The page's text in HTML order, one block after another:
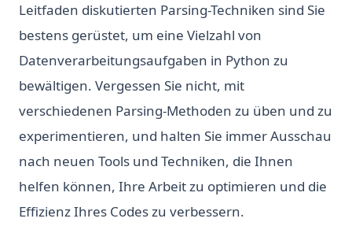
Leitfaden diskutierten Parsing-Techniken sind Sie
bestens gerüstet, um eine Vielzahl von
Datenverarbeitungsaufgaben in Python zu
bewältigen. Vergessen Sie nicht, mit
verschiedenen Parsing-Methoden zu üben und zu
experimentieren, und halten Sie immer Ausschau
nach neuen Tools und Techniken, die Ihnen
helfen können, Ihre Arbeit zu optimieren und die
Effizienz Ihres Codes zu verbessern.